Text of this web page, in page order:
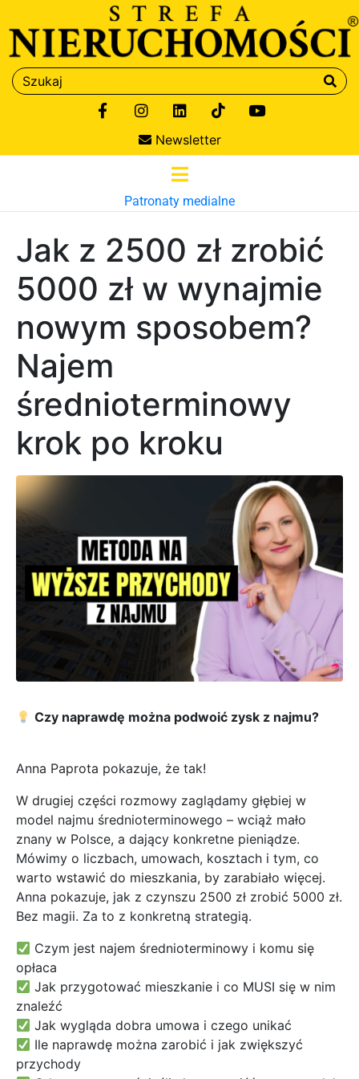
Newsletter
Patronaty medialne
Jak z 2500 zł zrobić
5000 zł w wynajmie
nowym sposobem?
Najem
średnioterminowy
krok po kroku
Czy naprawdę można podwoić zysk z najmu?
Anna Paprota pokazuje, że tak!
W drugiej części rozmowy zaglądamy głębiej w
model najmu średnioterminowego – wciąż mało
znany w Polsce, a dający konkretne pieniądze.
Mówimy o liczbach, umowach, kosztach i tym, co
warto wstawić do mieszkania, by zarabiało więcej.
Anna pokazuje, jak z czynszu 2500 zł zrobić 5000 zł.
Bez magii. Za to z konkretną strategią.
Czym jest najem średnioterminowy i komu się
opłaca
Jak przygotować mieszkanie i co MUSI się w nim
znaleźć
Jak wygląda dobra umowa i czego unikać
Ile naprawdę można zarobić i jak zwiększyć
przychody